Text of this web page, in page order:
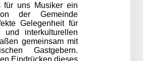
für uns Musiker ein
der Gemeinde
Gelegenheit für
und interkulturellen
gemeinsam mit
Gastgebern.
Eindrücken dieses